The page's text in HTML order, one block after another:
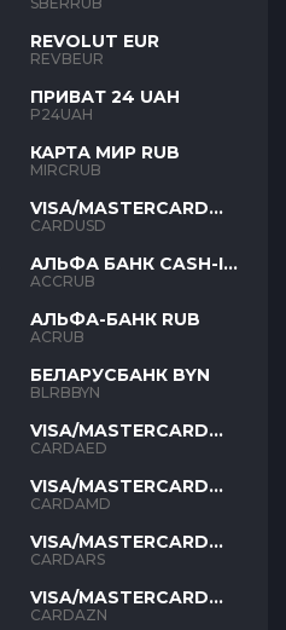
REVOLUT EUR
REVBEUR
ПРИВАТ 24 UAH
P24UAH
КАРТА МИР RUB
MIRCRUB
VISA/MASTERCARD
USD
CARDUSD
АЛЬФА БАНК CASH-IN
RUB
ACCRUB
АЛЬФА-БАНК RUB
ACRUB
БЕЛАРУСБАНК BYN
BLRBBYN
VISA/MASTERCARD
AED
CARDAED
VISA/MASTERCARD
AMD
CARDAMD
VISA/MASTERCARD
ARS
CARDARS
VISA/MASTERCARD
AZN
CARDAZN